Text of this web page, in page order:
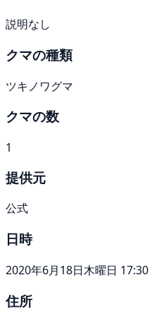
説明なし
クマの種類
ツキノワグマ
クマの数
1
提供元
公式
日時
2020年6月18日木曜日 17:30
住所